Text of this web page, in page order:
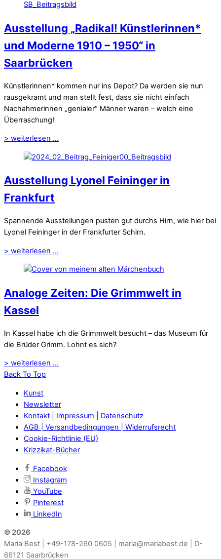
Ausstellung „Radikal! Künstlerinnen*
und Moderne 1910 – 1950“ in
Saarbrücken
Künstlerinnen* kommen nur ins Depot? Da werden sie nun
rausgekramt und man stellt fest, dass sie nicht einfach
Nachahmerinnen „genialer“ Männer waren – welch eine
Überraschung!
> weiterlesen ...
Ausstellung Lyonel Feininger in
Frankfurt
Spannende Ausstellungen pusten gut durchs Hirn, wie hier bei
Lyonel Feininger in der Frankfurter Schirn.
> weiterlesen ...
Analoge Zeiten: Die Grimmwelt in
Kassel
In Kassel habe ich die Grimmwelt besucht – das Museum für
die Brüder Grimm. Lohnt es sich?
> weiterlesen ...
Back To Top
Kunst
Newsletter
Kontakt | Impressum | Datenschutz
AGB | Versandbedingungen | Widerrufsrecht
Cookie-Richtlinie (EU)
Krizzikat-Bücher
Facebook
Instagram
YouTube
Pinterest
LinkedIn
© 2026
Maria Best | +49-178-260 0605 | maria@mariabest.de | D-
66121 Saarbrücken